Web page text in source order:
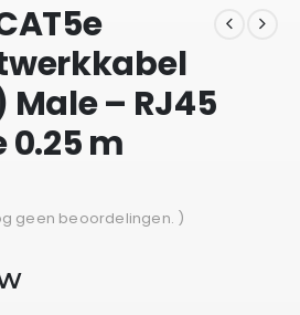
– RJ45
m
geen beoordelingen. )